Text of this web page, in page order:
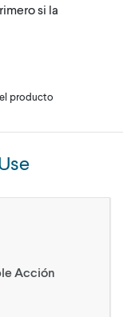
si la
producto
Acción